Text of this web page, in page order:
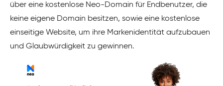
über eine kostenlose Neo-Domain für Endbenutzer, die
keine eigene Domain besitzen, sowie eine kostenlose
einseitige Website, um ihre Markenidentität aufzubauen
und Glaubwürdigkeit zu gewinnen.